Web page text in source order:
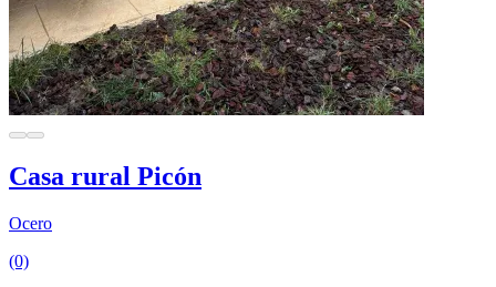
Casa rural Picón
Ocero
(0)